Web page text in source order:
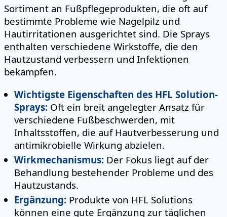
Sortiment an Fußpflegeprodukten, die oft auf
bestimmte Probleme wie Nagelpilz und
Hautirritationen ausgerichtet sind. Die Sprays
enthalten verschiedene Wirkstoffe, die den
Hautzustand verbessern und Infektionen
bekämpfen.
Wichtigste Eigenschaften des HFL Solution-
Sprays: Oft ein breit angelegter Ansatz für
verschiedene Fußbeschwerden, mit
Inhaltsstoffen, die auf Hautverbesserung und
antimikrobielle Wirkung abzielen.
Wirkmechanismus: Der Fokus liegt auf der
Behandlung bestehender Probleme und des
Hautzustands.
Ergänzung: Produkte von HFL Solutions
können eine gute Ergänzung zur täglichen